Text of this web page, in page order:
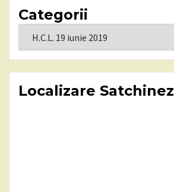
Categorii
Localizare Satchinez